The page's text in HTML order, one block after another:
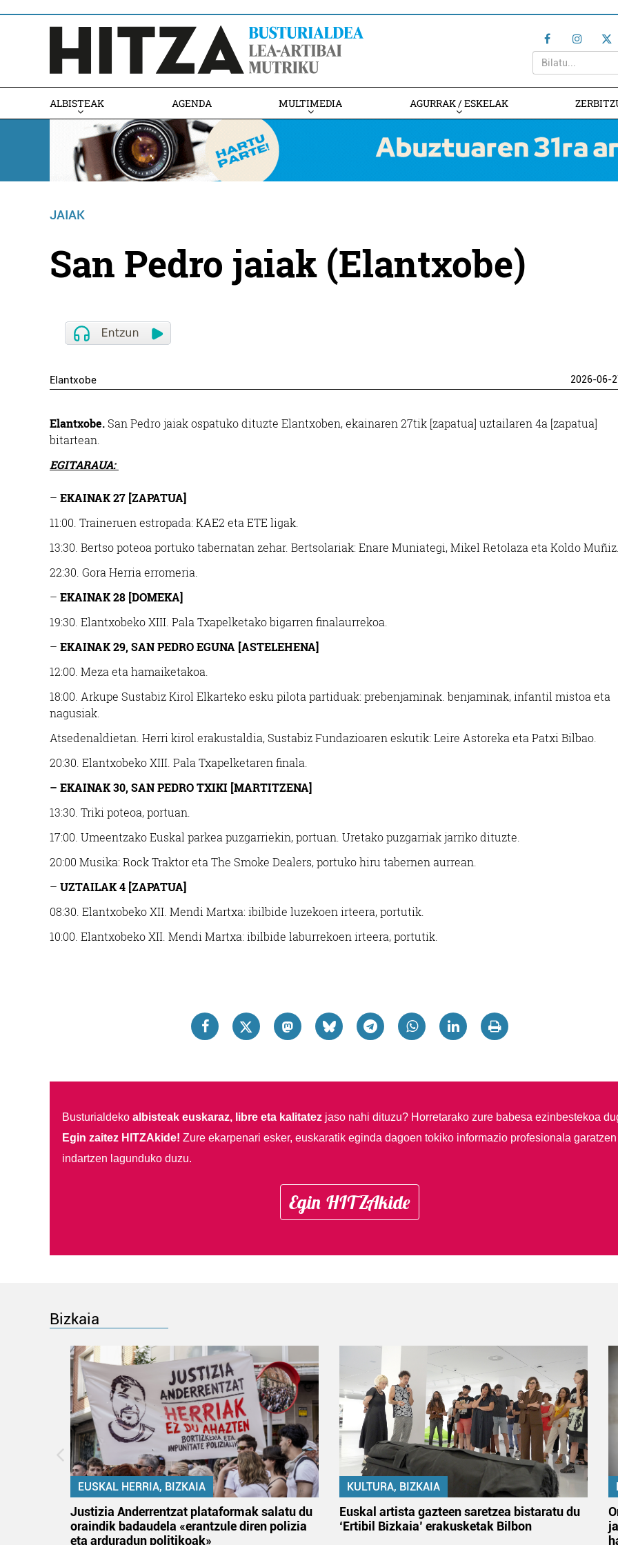
ALBISTEAK AGENDA MULTIMEDIA AGURRAK / ESKELAK
JAIAK
San Pedro jaiak (Elantxobe)
Elantxobe 2026-06-
Elantxobe.San Pedro jaiak ospatuko dituzte Elantxoben, ekainaren 27tik [zapatua] uztailaren 4a [zapatua]
bitartean.
EGITARAUA:
– EKAINAK 27 [ZAPATUA]
11:00. Traineruen estropada: KAE2 eta ETE ligak.
13:30. Bertso poteoa portuko tabernatan zehar. Bertsolariak: Enare Muniategi, Mikel Retolaza eta Koldo Muñiz.
22:30. Gora Herria erromeria.
– EKAINAK 28 [DOMEKA]
19:30. Elantxobeko XIII. Pala Txapelketako bigarren finalaurrekoa.
– EKAINAK 29, SAN PEDRO EGUNA [ASTELEHENA]
12:00. Meza eta hamaiketakoa.
18:00. Arkupe Sustabiz Kirol Elkarteko esku pilota partiduak: prebenjaminak. benjaminak, infantil mistoa eta
nagusiak.
Atsedenaldietan. Herri kirol erakustaldia, Sustabiz Fundazioaren eskutik: Leire Astoreka eta Patxi Bilbao.
20:30. Elantxobeko XIII. Pala Txapelketaren finala.
– EKAINAK 30, SAN PEDRO TXIKI [MARTITZENA]
13:30. Triki poteoa, portuan.
17:00. Umeentzako Euskal parkea puzgarriekin, portuan. Uretako puzgarriak jarriko dituzte.
20:00 Musika: Rock Traktor eta The Smoke Dealers, portuko hiru tabernen aurrean.
– UZTAILAK 4 [ZAPATUA]
08:30. Elantxobeko XII. Mendi Martxa: ibilbide luzekoen irteera, portutik.
10:00. Elantxobeko XII. Mendi Martxa: ibilbide laburrekoen irteera, portutik.
Busturialdeko albisteak euskaraz, libre eta kalitatezjaso nahi dituzu? Horretarako zure babesa ezinbestekoa
Egin zaitez HITZAkide! Zure ekarpenari esker, euskaratik eginda dagoen tokiko informazio profesionala garatzen
indartzen lagunduko duzu.
Egin HITZAkide
Bizkaia
EUSKAL HERRIA, BIZKAIA
Justizia Anderrentzat plataformak salatu du
oraindik badaudela «erantzule diren polizia
eta arduradun politikoak»
KULTURA, BIZKAIA
Euskal artista gazteen saretzea bistaratu du
‘Ertibil Bizkaia’ erakusketak Bilbon